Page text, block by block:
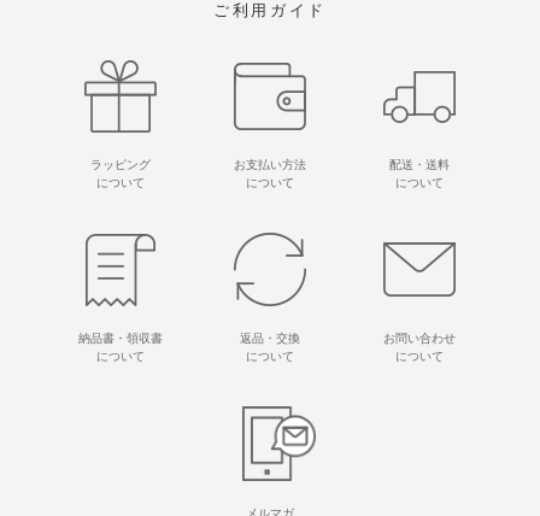
ご利用ガイド
ラッピング
について
お支払い方法
について
配送・送料
について
納品書・領収書
について
返品・交換
について
お問い合わせ
について
メルマガ